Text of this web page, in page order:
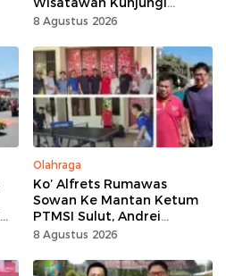
Tomohon
8 Agustus 2026
Olahraga
Ko’ Alfrets Rumawas
Sowan Ke Mantan Ketum
PTMSI Sulut, Andrei
Angouw
8 Agustus 2026